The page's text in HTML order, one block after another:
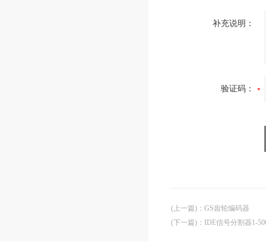
补充说明：
验证码：
(上一篇) ： GS齿轮编码器
(下一篇) ： IDE信号分割器1-